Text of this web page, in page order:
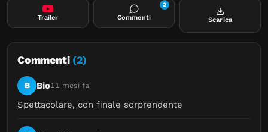
Trailer Commenti
2
Scarica
Commenti (2)
B Bio11 mesi fa
Spettacolare, con finale sorprendente